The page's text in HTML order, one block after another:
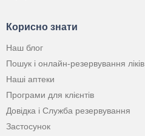
Корисно знати
Наш блог
Пошук і онлайн-резервування ліків
Наші аптеки
Програми для клієнтів
Довідка і Служба резервування
Застосунок